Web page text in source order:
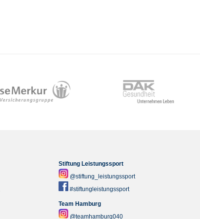
Stiftung Leistungssport
@stiftung_leistungssport
#stiftungleistungssport
Team Hamburg
@teamhamburg040